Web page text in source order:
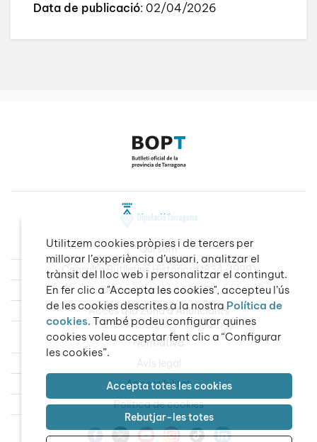
Data de publicació: 02/04/2026
Qui som
Consulta Butlletins Històrics (1834-1999)
Dades obertes del BOPT
Accés a la Zona d’Anunciants
Normativa
Avís legal
Accessibilitat
Política de cookies
Utilitzem cookies pròpies i de tercers per
millorar l’experiència d’usuari, analitzar el
trànsit del lloc web i personalitzar el contingut.
En fer clic a "Accepta les cookies", accepteu l’ús
de les cookies descrites a la nostra Política de
cookies. També podeu configurar quines
cookies voleu acceptar fent clic a “Configurar
les cookies”.
Accepta totes les cookies
Rebutjar-les totes